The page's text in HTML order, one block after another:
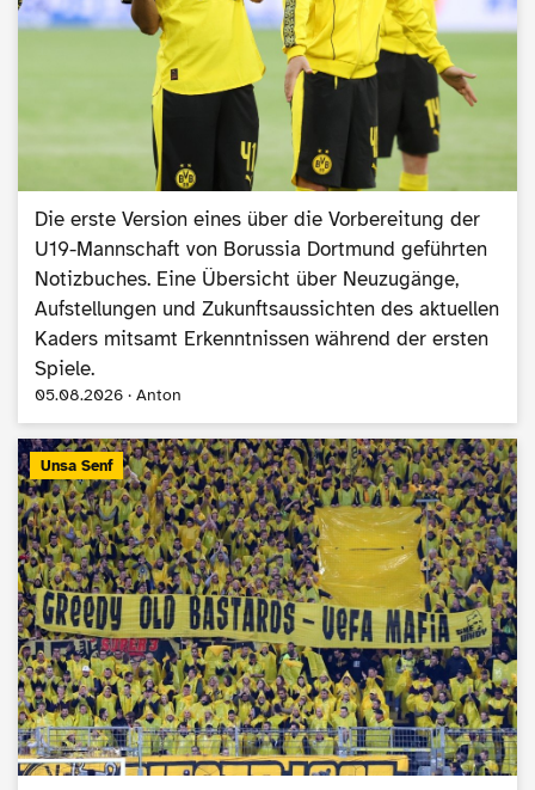
Die erste Version eines über die Vorbereitung der
U19-Mannschaft von Borussia Dortmund geführten
Notizbuches. Eine Übersicht über Neuzugänge,
Aufstellungen und Zukunftsaussichten des aktuellen
Kaders mitsamt Erkenntnissen während der ersten
Spiele.
05.08.2026 · Anton
Unsa Senf